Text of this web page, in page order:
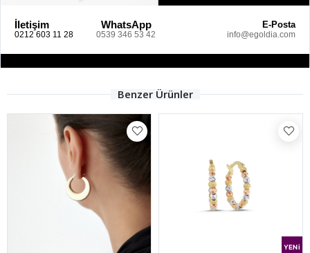
İletişim
0212 603 11 28
WhatsApp
0539 346 53 42
E-Posta
info@egoldia.com
Benzer Ürünler